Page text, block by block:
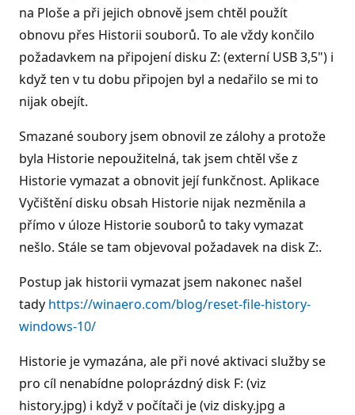
na Ploše a při jejich obnově jsem chtěl použít
obnovu přes Historii souborů. To ale vždy končilo
požadavkem na připojení disku Z: (externí USB 3,5") i
když ten v tu dobu připojen byl a nedařilo se mi to
nijak obejít.
Smazané soubory jsem obnovil ze zálohy a protože
byla Historie nepoužitelná, tak jsem chtěl vše z
Historie vymazat a obnovit její funkčnost. Aplikace
Vyčištění disku obsah Historie nijak nezměnila a
přímo v úloze Historie souborů to taky vymazat
nešlo. Stále se tam objevoval požadavek na disk Z:.
Postup jak historii vymazat jsem nakonec našel
tady https://winaero.com/blog/reset-file-history-
windows-10/
Historie je vymazána, ale při nové aktivaci služby se
pro cíl nenabídne poloprázdný disk F: (viz
history.jpg) i když v počítači je (viz disky.jpg a